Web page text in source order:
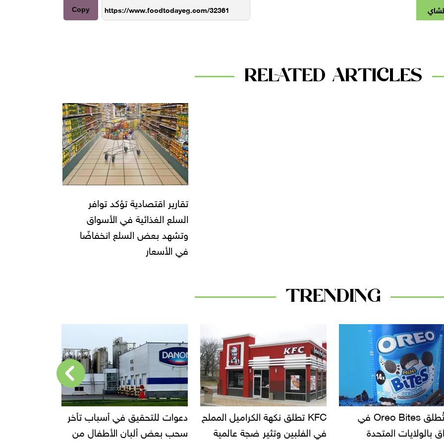
Copy
RELATED ARTICLES
تقارير اقتصادية تؤكد توافر
السلع الغذائية في الأسواق
وتشهد بعض السلع انخفاضًا
في الأسعار
TRENDING
KFC تطلق نكهة الكراميل المملح
وتثير ضجة عالمية
دعوات للتحقيق في أسباب تأخر
سحب بعض ألبان الأطفال من
إحالة مالك محل إيتوال للمحاكمة
الجنائية العاجلة